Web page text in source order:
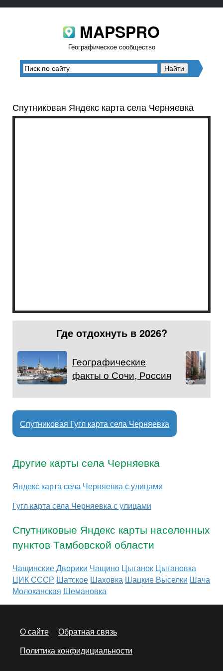
MAPSPRO
Географическое сообщество
Спутниковая Яндекс карта села Черняевка
Где отдохнуть в 2026?
Географические
факты о Сочи, Россия
Спутниковая Гугл карта села Черняевка
Другие карты села Черняевка
Яндекс карта села Черняевка с улицами
Гугл карта села Черняевка с улицами
Спутниковые Яндекс карты населенных
пунктов Тамбовской области
Чащинские Дворики Чащино Цыганок Цыгановка
ЦИК СССР Шатское Шаховка Шацкие Выселки Шача
Молоканская Шемановка
О сайте
Обратная связь
Политика конфидициальности